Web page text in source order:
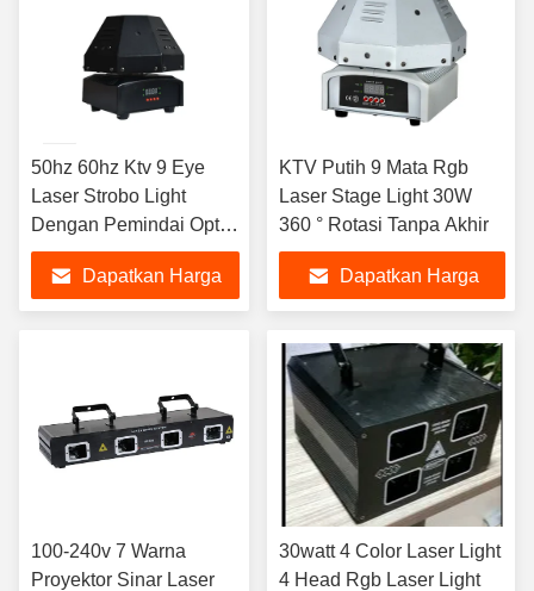
50hz 60hz Ktv 9 Eye
Laser Strobo Light
Dengan Pemindai Optik
Berkecepatan Tinggi
Dapatkan Harga
KTV Putih 9 Mata Rgb
Laser Stage Light 30W
360 ° Rotasi Tanpa Akhir
Dapatkan Harga
100-240v 7 Warna
Proyektor Sinar Laser
30watt 4 Color Laser Light
4 Head Rgb Laser Light